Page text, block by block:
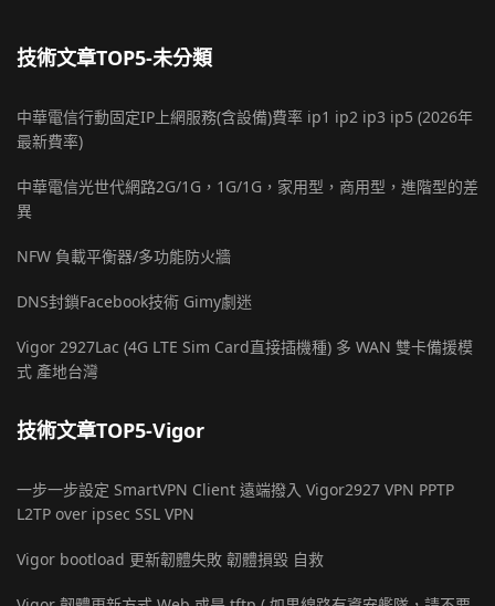
技術文章TOP5-未分類
中華電信行動固定IP上網服務(含設備)費率 ip1 ip2 ip3 ip5 (2026年
最新費率)
中華電信光世代網路2G/1G，1G/1G，家用型，商用型，進階型的差
異
NFW 負載平衡器/多功能防火牆
DNS封鎖Facebook技術 Gimy劇迷
Vigor 2927Lac (4G LTE Sim Card直接插機種) 多 WAN 雙卡備援模
式 產地台灣
技術文章TOP5-Vigor
一步一步設定 SmartVPN Client 遠端撥入 Vigor2927 VPN PPTP
L2TP over ipsec SSL VPN
Vigor bootload 更新韌體失敗 韌體損毀 自救